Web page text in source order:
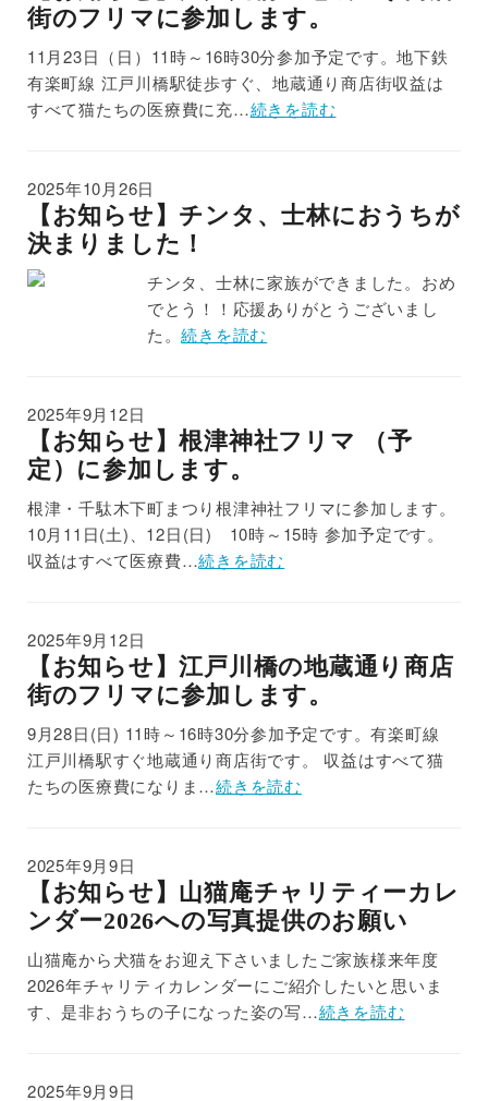
街のフリマに参加します。
11月23日（日）11時～16時30分参加予定です。地下鉄
有楽町線 江戸川橋駅徒歩すぐ、地蔵通り商店街収益は
すべて猫たちの医療費に充…続きを読む
2025年10月26日
【お知らせ】チンタ、士林におうちが
決まりました！
チンタ、士林に家族ができました。おめ
でとう！！応援ありがとうございまし
た。続きを読む
2025年9月12日
【お知らせ】根津神社フリマ （予
定）に参加します。
根津・千駄木下町まつり根津神社フリマに参加します。
10月11日(土)、12日(日) 10時～15時 参加予定です。
収益はすべて医療費…続きを読む
2025年9月12日
【お知らせ】江戸川橋の地蔵通り商店
街のフリマに参加します。
9月28日(日) 11時～16時30分参加予定です。有楽町線
江戸川橋駅すぐ地蔵通り商店街です。 収益はすべて猫
たちの医療費になりま…続きを読む
2025年9月9日
【お知らせ】山猫庵チャリティーカレ
ンダー2026への写真提供のお願い
山猫庵から犬猫をお迎え下さいましたご家族様来年度
2026年チャリティカレンダーにご紹介したいと思いま
す、是非おうちの子になった姿の写…続きを読む
2025年9月9日